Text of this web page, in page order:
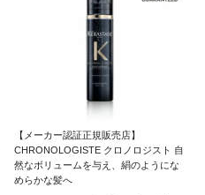
【メーカー認証正規販売店】
CHRONOLOGISTE クロノロジスト 自
然なボリュームを与え、絹のようにな
めらかな髪へ